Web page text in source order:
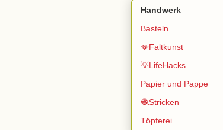
Handwerk
Basteln
🪭Faltkunst
💡LifeHacks
Papier und Pappe
🧶Stricken
Töpferei